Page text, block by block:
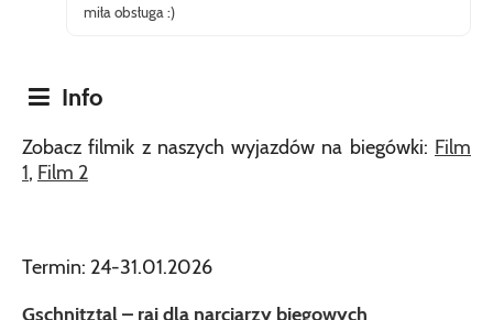
miła obsługa :)
Info
Zobacz filmik z naszych wyjazdów na biegówki: Film
1, Film 2
Termin: 24-31.01.2026
Gschnitztal – raj dla narciarzy biegowych